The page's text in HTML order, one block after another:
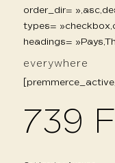
order_dir=
types=
headings=
everywhere
739